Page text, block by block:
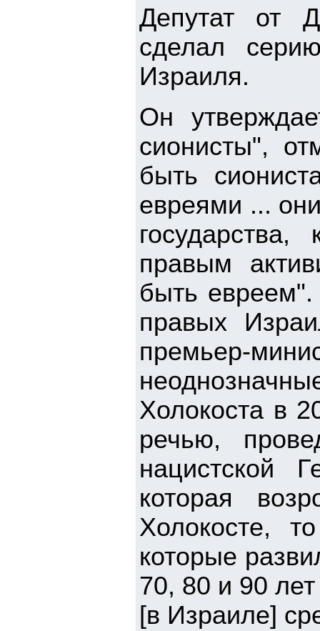
Депутат от
сделал
Израиля.
Он
сионисты",
быть
евреями ...
правым
быть
правых
премьер-
Холокоста в
речью,
нацистской
которая
Холокосте,
которые
70, 80 и 90 лет
[в Израиле]